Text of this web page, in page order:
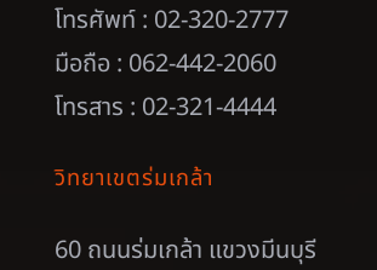
โทรศัพท์ : 02-320-2777
มือถือ : 062-442-2060
โทรสาร : 02-321-4444
วิทยาเขตร่มเกล้า
60 ถนนร่มเกล้า แขวงมีนบุรี